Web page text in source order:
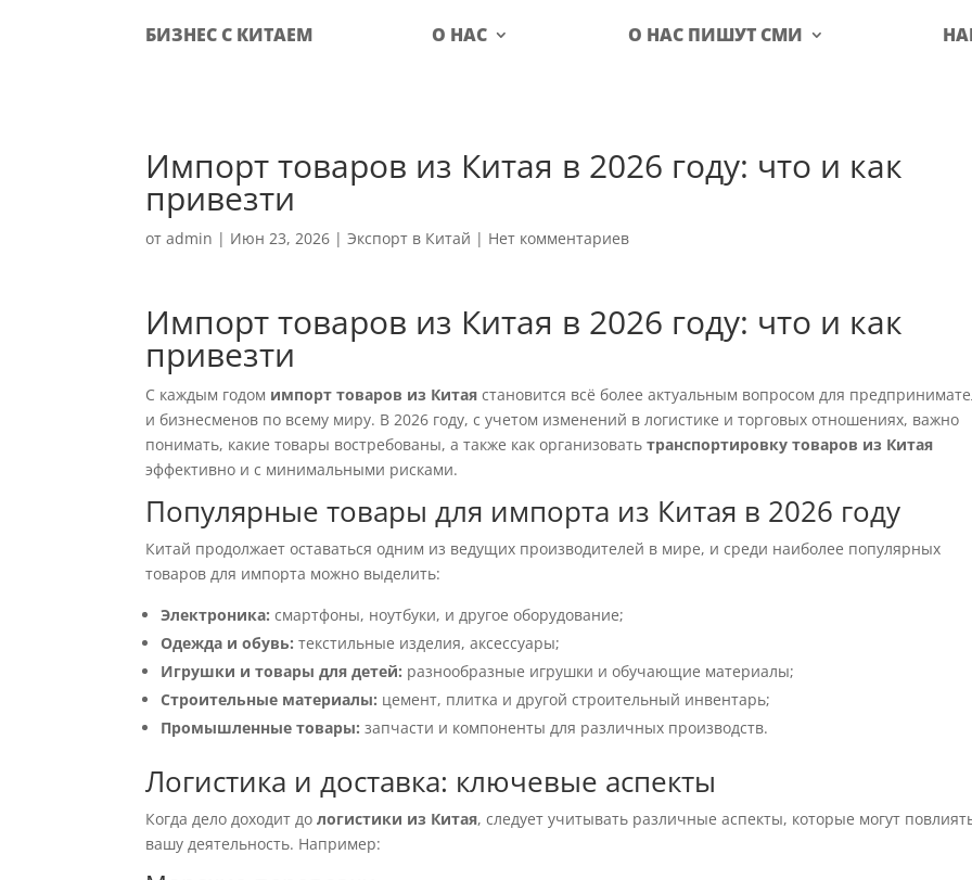
БИЗНЕС С КИТАЕМ О НАС О НАС ПИШУТ СМИ
Импорт товаров из Китая в 2026 году: что и как
привезти
отadmin | Июн 23, 2026 |Экспорт в Китай | Нет комментариев
Импорт товаров из Китая в 2026 году: что и как
привезти
С каждым годом импорт товаров из Китая становится всё более актуальным вопросом для
и бизнесменов по всему миру. В 2026 году, с учетом изменений в логистике и торговых отношениях, важно
понимать, какие товары востребованы, а также как организоватьтранспортировку товаров из Китая
эффективно и с минимальными рисками.
Популярные товары для импорта из Китая в 2026 году
Китай продолжает оставаться одним из ведущих производителей в мире, и среди наиболее популярных
товаров для импорта можно выделить:
Электроника: смартфоны, ноутбуки, и другое оборудование;
Одежда и обувь: текстильные изделия, аксессуары;
Игрушки и товары для детей: разнообразные игрушки и обучающие материалы;
Строительные материалы: цемент, плитка и другой строительный инвентарь;
Промышленные товары: запчасти и компоненты для различных производств.
Логистика и доставка: ключевые аспекты
Когда дело доходит дологистики из Китая, следует учитывать различные аспекты, которые могут
вашу деятельность. Например: